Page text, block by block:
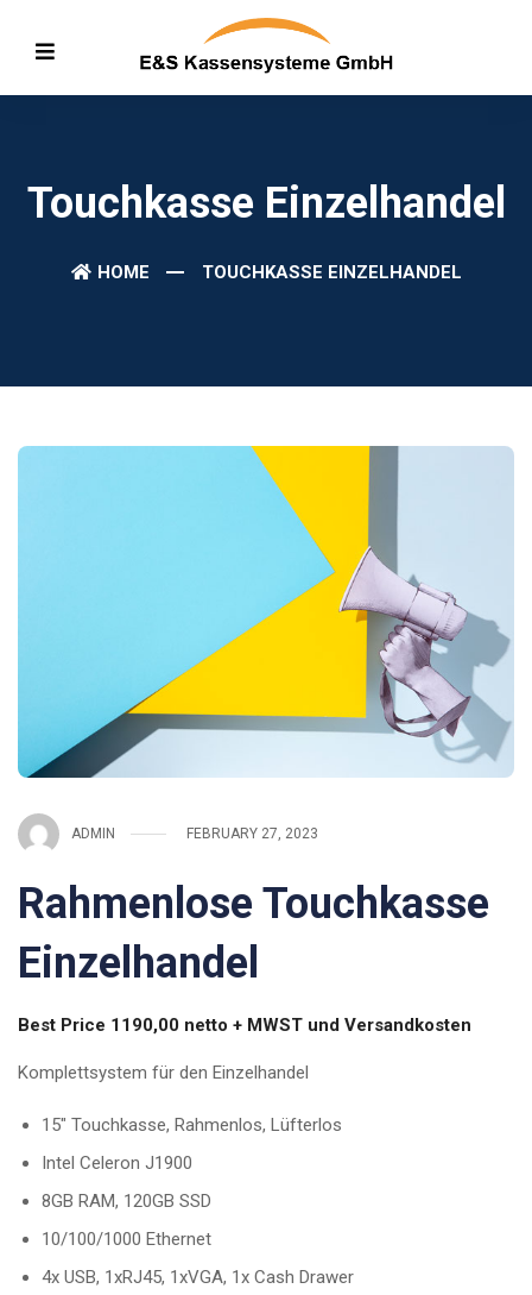
Touchkasse Einzelhandel
HOME TOUCHKASSE EINZELHANDEL
ADMIN FEBRUARY 27, 2023
Rahmenlose Touchkasse
Einzelhandel
Best Price 1190,00 netto + MWST und Versandkosten
Komplettsystem für den Einzelhandel
15″ Touchkasse, Rahmenlos, Lüfterlos
Intel Celeron J1900
8GB RAM, 120GB SSD
10/100/1000 Ethernet
4x USB, 1xRJ45, 1xVGA, 1x Cash Drawer